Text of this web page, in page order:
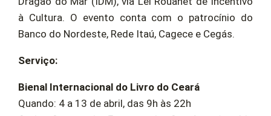
à Cultura. O evento conta com o patrocínio do
Banco do Nordeste, Rede Itaú, Cagece e Cegás.
Serviço:
Bienal Internacional do Livro do Ceará
Quando: 4 a 13 de abril, das 9h às 22h